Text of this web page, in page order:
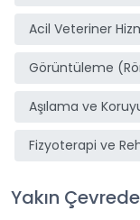
Acil Veteriner
Görüntüleme
Aşılama ve
Fizyoterapi ve
Yakın